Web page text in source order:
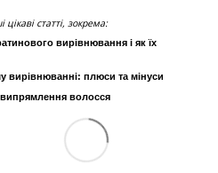
статті, зокрема:
вирівнювання і як їх
вирівнюванні: плюси та мінуси
волосся